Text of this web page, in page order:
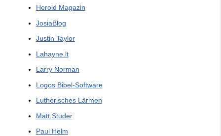
Herold Magazin
JosiaBlog
Justin Taylor
Lahayne.lt
Larry Norman
Logos Bibel-Software
Lutherisches Lärmen
Matt Studer
Paul Helm